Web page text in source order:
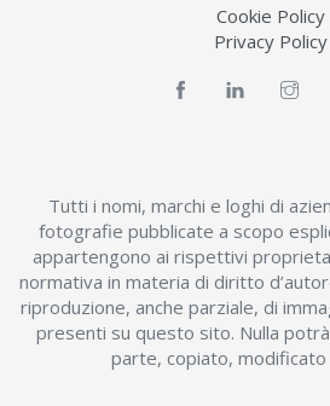
Cookie Policy
Privacy Policy
Tutti i nomi, marchi e loghi di
fotografie pubblicate a scopo
appartengono ai rispettivi
normativa in materia di diritto
riproduzione, anche parziale, di
presenti su questo sito. Nulla
parte, copiato,